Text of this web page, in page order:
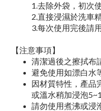
1.去除外袋，初次
2.直接浸濕於洗車
3.每次使用完後請
【注意事項】
清潔過後之擦拭布
避免使用如漂白水
因材質特性，產品
或溫水稍加浸泡
請勿使用煮沸或浸